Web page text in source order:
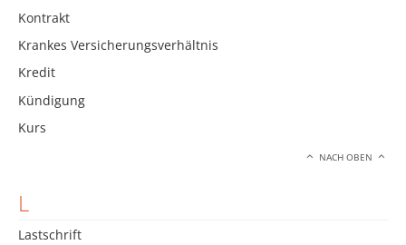
Kontrakt
Krankes Versicherungsverhältnis
Kredit
Kündigung
Kurs
NACH OBEN
L
Lastschrift